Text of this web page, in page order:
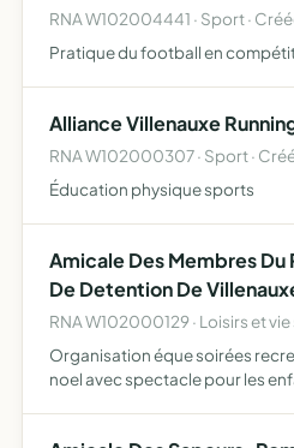
RNA W102004441 · Sport ·
Pratique du football en
Alliance Villenauxe
RNA W102000307 · Sport ·
Éducation physique sports
Amicale Des Membres Du
De Detention De
RNA W102000129 · Loisirs et vie
Organisation éque soirées
noel avec spectacle pour les